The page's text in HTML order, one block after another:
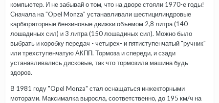
компьютер. И не забывай о том, что на дворе стояли 1970-е годы!
Сначала на "Opel Monza" устанавливали шестицилиндровые
карбюраторные бензиновые движки объемом 2,8 литра (140
лошадиных сил) и 3 литра (150 лошадиных сил). Можно было
выбрать и коробку передач - четырех- и пятиступенчатый "ручник"
или трехступенчатую АКПП. Тормоза и спереди, и сзади
устанавливались дисковые, так что тормозила машина будь
здоров.
В 1981 году "Opel Monza" стал оснащаться инжекторными
моторами. Максималка выросла, соответственно, до 195 км/ч на